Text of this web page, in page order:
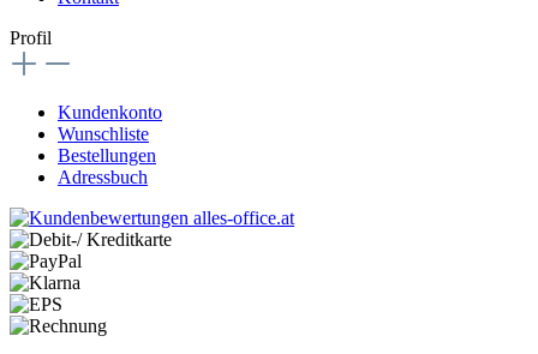
Profil
Kundenkonto
Wunschliste
Bestellungen
Adressbuch